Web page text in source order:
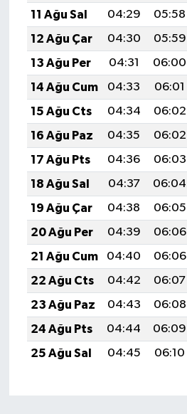
11 Ağu Sal
04:29 05:58
12 Ağu Çar
04:30 05:59
13 Ağu Per
04:31 06:00
14 Ağu Cum
04:33 06:01
15 Ağu Cts
04:34 06:02
16 Ağu Paz
04:35 06:02
17 Ağu Pts
04:36 06:03
18 Ağu Sal
04:37 06:04
19 Ağu Çar
04:38 06:05
20 Ağu Per
04:39 06:06
21 Ağu Cum
04:40 06:06
22 Ağu Cts
04:42 06:07
23 Ağu Paz
04:43 06:08
24 Ağu Pts
04:44 06:09
25 Ağu Sal
04:45 06:10